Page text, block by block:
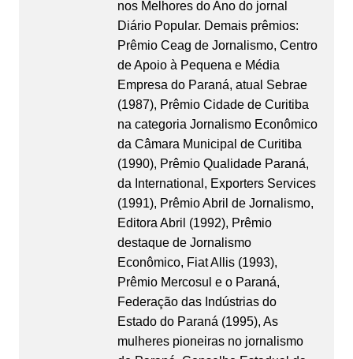
nos Melhores do Ano do jornal
Diário Popular. Demais prêmios:
Prêmio Ceag de Jornalismo, Centro
de Apoio à Pequena e Média
Empresa do Paraná, atual Sebrae
(1987), Prêmio Cidade de Curitiba
na categoria Jornalismo Econômico
da Câmara Municipal de Curitiba
(1990), Prêmio Qualidade Paraná,
da International, Exporters Services
(1991), Prêmio Abril de Jornalismo,
Editora Abril (1992), Prêmio
destaque de Jornalismo
Econômico, Fiat Allis (1993),
Prêmio Mercosul e o Paraná,
Federação das Indústrias do
Estado do Paraná (1995), As
mulheres pioneiras no jornalismo